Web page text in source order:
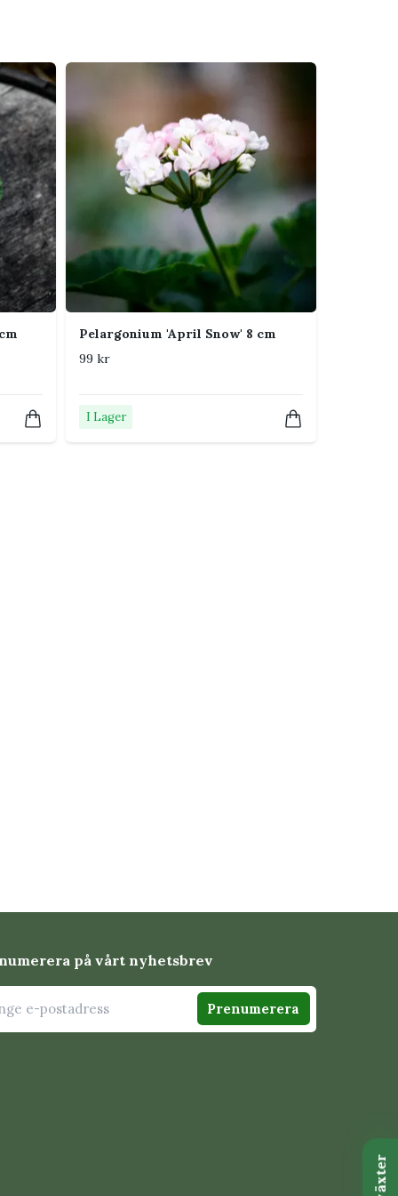
Pelargonium 'April Snow' 8 cm
99 kr
I Lager
på vårt nyhetsbrev
Prenumerera